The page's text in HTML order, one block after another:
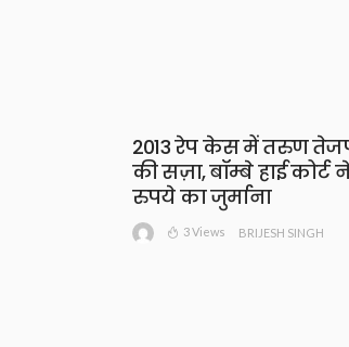
2013 रेप केस में तरुण
की सज़ा, बॉम्बे हाई कोर्ट
रुपये का जुर्माना
3 Views BRIJESH SINGH